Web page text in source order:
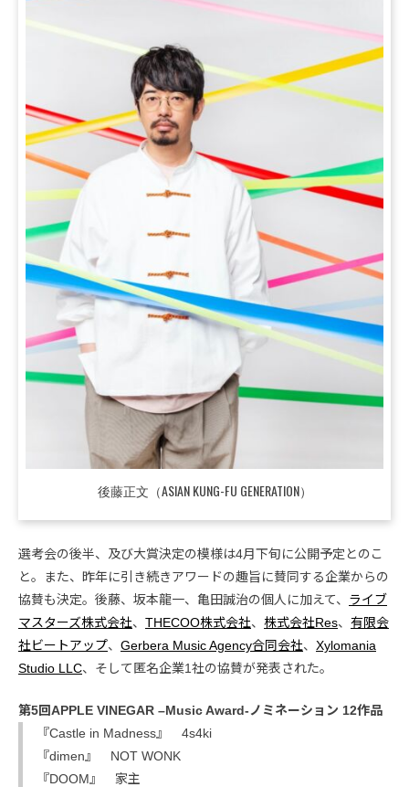
後藤正文（ASIAN KUNG-FU GENERATION）
選考会の後半、及び大賞決定の模様は4月下旬に公開予定とのこ
と。また、昨年に引き続きアワードの趣旨に賛同する企業からの
協賛も決定。後藤、坂本龍一、亀田誠治の個人に加えて、 ライブ
マスターズ株式会社、 THECOO株式会社、 株式会社Res、 有限会
社ビートアップ、 Gerbera Music Agency合同会社、 Xylomania
Studio LLC、そして匿名企業1社の協賛が発表された。
第5回APPLE VINEGAR –Music Award-ノミネーション 12作品
『Castle in Madness』 4s4ki
『dimen』 NOT WONK
『DOOM』 家主